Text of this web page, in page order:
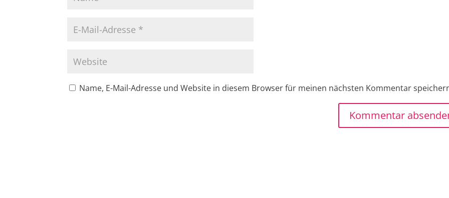
Name, E-Mail-Adresse und Website in diesem Browser für meinen nächsten Kommentar